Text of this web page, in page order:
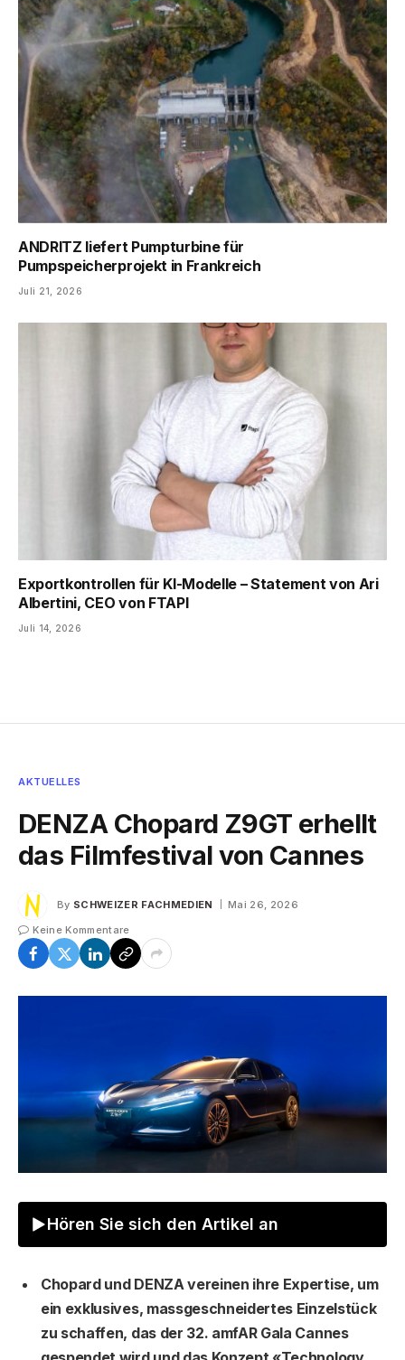
ANDRITZ liefert Pumpturbine für
Pumpspeicherprojekt in Frankreich
Juli 21, 2026
Exportkontrollen für KI-Modelle – Statement von Ari
Albertini, CEO von FTAPI
Juli 14, 2026
AKTUELLES
DENZA Chopard Z9GT erhellt
das Filmfestival von Cannes
By SCHWEIZER FACHMEDIEN
Mai 26, 2026
Keine Kommentare
Hören Sie sich den Artikel an
Chopard und DENZA vereinen ihre Expertise, um
ein exklusives, massgeschneidertes Einzelstück
zu schaffen, das der 32. amfAR Gala Cannes